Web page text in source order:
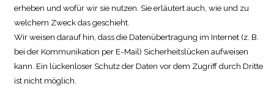
erheben und wofür wir sie nutzen. Sie erläutert auch, wie und zu
welchem Zweck das geschieht.
Wir weisen darauf hin, dass die Datenübertragung im Internet (z. B.
bei der Kommunikation per E-Mail) Sicherheitslücken aufweisen
kann. Ein lückenloser Schutz der Daten vor dem Zugriff durch Dritte
ist nicht möglich.